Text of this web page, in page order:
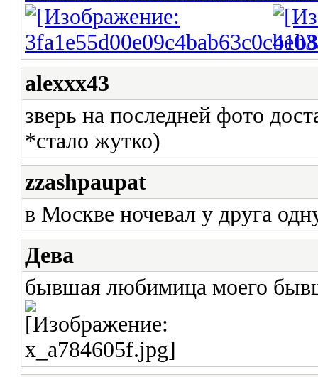
alexxx43
зверь на последней фото
*стало жутко)
zzashpaupat
в Москве ночевал у друга
Дева
бывшая любимица моего